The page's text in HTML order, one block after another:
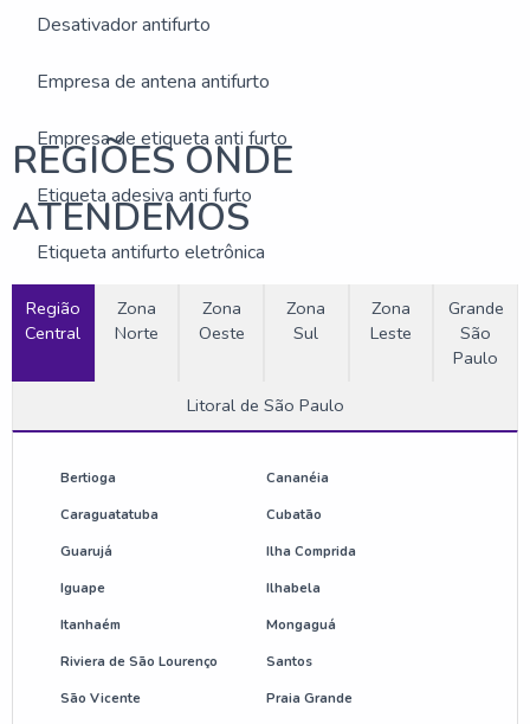
Desativador antifurto
Empresa de antena antifurto
Empresa de etiqueta anti furto
Etiqueta adesiva anti furto
Etiqueta antifurto eletrônica
Etiquetas rígidas antifurto
Onde comprar antena antifurto
Sensor de loja antifurto
Valor de antena antifurto
Anti furto para loja
Etiqueta antifurto para roupas
REGIÕES ONDE
ATENDEMOS
Região
Central
Zona
Norte
Zona
Oeste
Zona
Sul
Zona
Leste
Grande
São
Paulo
Litoral de São Paulo
Bertioga Cananéia
Caraguatatuba Cubatão
Guarujá Ilha Comprida
Iguape Ilhabela
Itanhaém Mongaguá
Riviera de São Lourenço Santos
São Vicente Praia Grande